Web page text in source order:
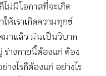
ม่มีโอกาสที่จะเกิด
ห้เราเกิดความทุกข์
มาแล้ว มันเป็นวิบาก
ร่างกายนี้ต้องแก่ ต้อง
างไรก็ต้องแก่ อย่างไร